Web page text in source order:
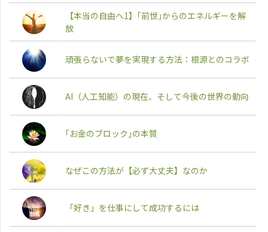
【本当の自由へ1】｢前世｣からのエネルギーを解
放
頑張らないで夢を実現する方法：根源とのコラボ
AI（人工知能）の現在、そして今後の世界の動向
｢お金のブロック｣の本質
なぜこの方法が【必ず大丈夫】なのか
「好き」を仕事にして成功するには